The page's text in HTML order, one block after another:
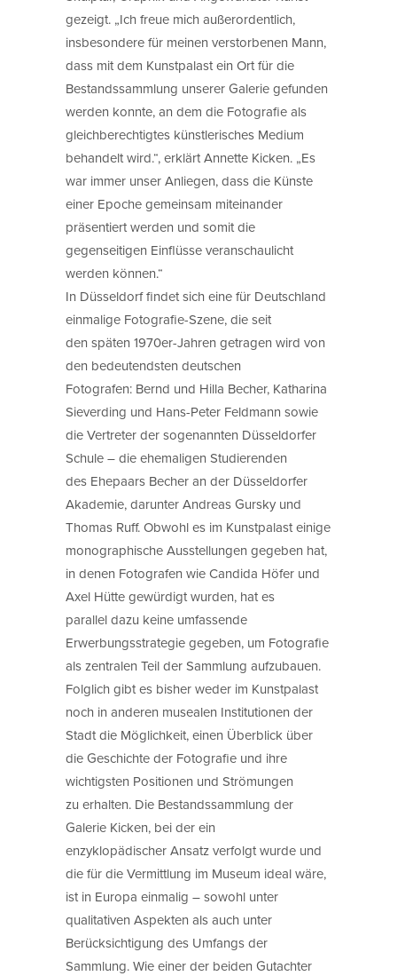
gezeigt. „Ich freue mich außerordentlich,
insbesondere für meinen verstorbenen Mann,
dass mit dem Kunstpalast ein Ort für die
Bestandssammlung unserer Galerie gefunden
werden konnte, an dem die Fotografie als
gleichberechtigtes künstlerisches Medium
behandelt wird.“, erklärt Annette Kicken. „Es
war immer unser Anliegen, dass die Künste
einer Epoche gemeinsam miteinander
präsentiert werden und somit die
gegenseitigen Einflüsse veranschaulicht
werden können.“
In Düsseldorf findet sich eine für Deutschland
einmalige Fotografie-Szene, die seit
den späten 1970er-Jahren getragen wird von
den bedeutendsten deutschen
Fotografen: Bernd und Hilla Becher, Katharina
Sieverding und Hans-Peter Feldmann sowie
die Vertreter der sogenannten Düsseldorfer
Schule – die ehemaligen Studierenden
des Ehepaars Becher an der Düsseldorfer
Akademie, darunter Andreas Gursky und
Thomas Ruff. Obwohl es im Kunstpalast einige
monographische Ausstellungen gegeben hat,
in denen Fotografen wie Candida Höfer und
Axel Hütte gewürdigt wurden, hat es
parallel dazu keine umfassende
Erwerbungsstrategie gegeben, um Fotografie
als zentralen Teil der Sammlung aufzubauen.
Folglich gibt es bisher weder im Kunstpalast
noch in anderen musealen Institutionen der
Stadt die Möglichkeit, einen Überblick über
die Geschichte der Fotografie und ihre
wichtigsten Positionen und Strömungen
zu erhalten. Die Bestandssammlung der
Galerie Kicken, bei der ein
enzyklopädischer Ansatz verfolgt wurde und
die für die Vermittlung im Museum ideal wäre,
ist in Europa einmalig – sowohl unter
qualitativen Aspekten als auch unter
Berücksichtigung des Umfangs der
Sammlung. Wie einer der beiden Gutachter